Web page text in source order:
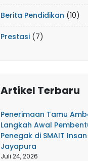
Berita Pendidikan (10)
Prestasi (7)
Artikel Terbaru
Penerimaan Tamu
Langkah Awal
Penegak di SMAIT
Jayapura
Juli 24, 2026